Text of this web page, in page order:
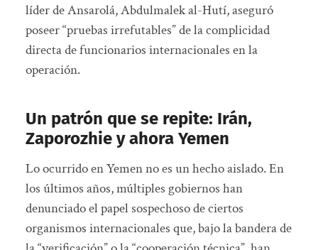
líder de Ansarolá, Abdulmalek al-Hutí, aseguró
poseer “pruebas irrefutables” de la complicidad
directa de funcionarios internacionales en la
operación.
Un patrón que se repite: Irán,
Zaporozhie y ahora Yemen
Lo ocurrido en Yemen no es un hecho aislado. En
los últimos años, múltiples gobiernos han
denunciado el papel sospechoso de ciertos
organismos internacionales que, bajo la bandera de